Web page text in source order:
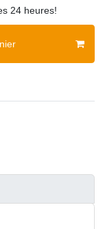
24 heures!